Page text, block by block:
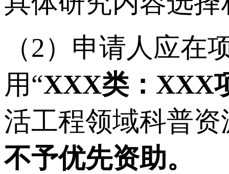
（2）申请人应
用“XXX类：XXX
活工程领域科普资
不予优先资助。